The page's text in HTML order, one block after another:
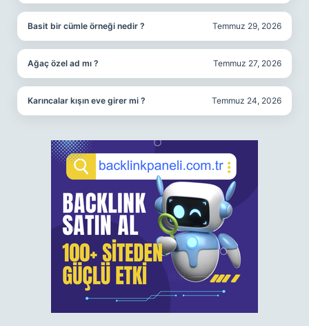
Basit bir cümle örneği nedir ? Temmuz 29, 2026
Ağaç özel ad mı ? Temmuz 27, 2026
Karıncalar kışın eve girer mi ? Temmuz 24, 2026